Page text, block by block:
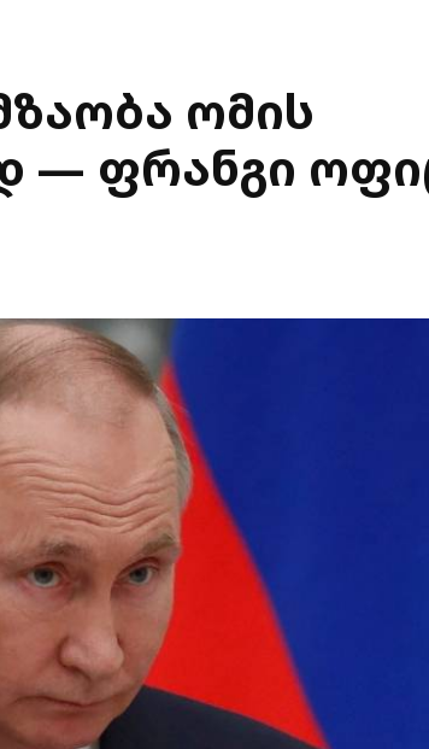
ომის
— ფრანგი